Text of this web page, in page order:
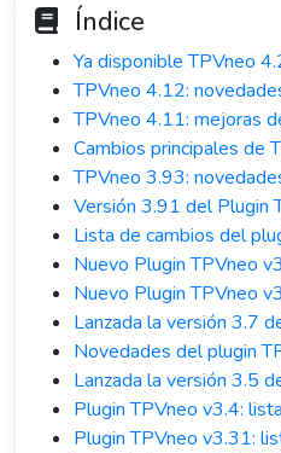
Índice
Ya disponible TPVneo
TPVneo 4.12:
TPVneo 4.11: mejoras
Cambios principales de
TPVneo 3.93:
Versión 3.91 del Plugin
Lista de cambios del
Nuevo Plugin TPVneo
Nuevo Plugin TPVneo
Lanzada la versión 3.7
Novedades del plugin
Lanzada la versión 3.5
Plugin TPVneo v3.4:
Plugin TPVneo v3.31: